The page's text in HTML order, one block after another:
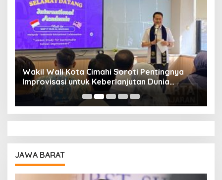
Wakil Wali Kota Cimahi Soroti Pentingnya
Improvisasi untuk Keberlanjutan Dunia
Pendidikan
JAWA BARAT